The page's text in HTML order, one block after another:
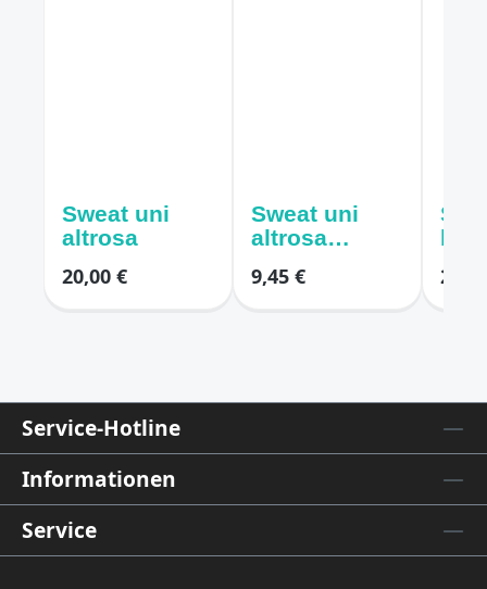
Sweat uni
altrosa
20,00 €
Sweat uni
altrosa
9,45 €
Service-Hotline
Informationen
Service